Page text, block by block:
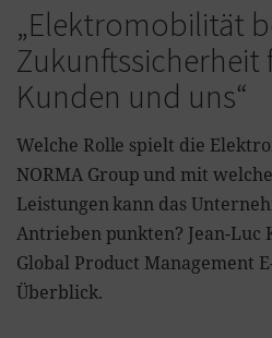
„Elektromobilität
Zukunftssicherheit
Kunden und uns“
Welche Rolle spielt die
NORMA Group und mit
Leistungen kann das
Antrieben punkten? Jean-Luc
Global Product Management
Überblick.